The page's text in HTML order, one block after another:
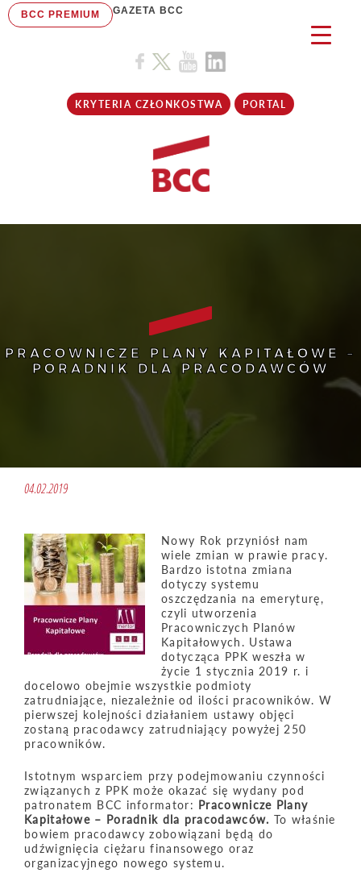
BCC PREMIUM GAZETA BCC
KRYTERIA CZŁONKOSTWA PORTAL
PRACOWNICZE PLANY KAPITAŁOWE –
PORADNIK DLA PRACODAWCÓW
04.02.2019
Nowy Rok przyniósł nam
wiele zmian w prawie pracy.
Bardzo istotna zmiana
dotyczy systemu
oszczędzania na emeryturę,
czyli utworzenia
Pracowniczych Planów
Kapitałowych. Ustawa
dotycząca PPK weszła w
życie 1 stycznia 2019 r. i
docelowo obejmie wszystkie podmioty
zatrudniające, niezależnie od ilości pracowników. W
pierwszej kolejności działaniem ustawy objęci
zostaną pracodawcy zatrudniający powyżej 250
pracowników.
Istotnym wsparciem przy podejmowaniu czynności
związanych z PPK może okazać się wydany pod
patronatem BCC informator: Pracownicze Plany
Kapitałowe – Poradnik dla pracodawców. To właśnie
bowiem pracodawcy zobowiązani będą do
udźwignięcia ciężaru finansowego oraz
organizacyjnego nowego systemu.